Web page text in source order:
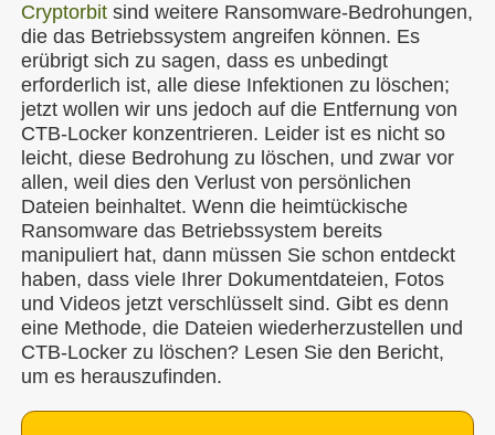
Cryptorbit sind weitere Ransomware-Bedrohungen,
die das Betriebssystem angreifen können. Es
erübrigt sich zu sagen, dass es unbedingt
erforderlich ist, alle diese Infektionen zu löschen;
jetzt wollen wir uns jedoch auf die Entfernung von
CTB-Locker konzentrieren. Leider ist es nicht so
leicht, diese Bedrohung zu löschen, und zwar vor
allen, weil dies den Verlust von persönlichen
Dateien beinhaltet. Wenn die heimtückische
Ransomware das Betriebssystem bereits
manipuliert hat, dann müssen Sie schon entdeckt
haben, dass viele Ihrer Dokumentdateien, Fotos
und Videos jetzt verschlüsselt sind. Gibt es denn
eine Methode, die Dateien wiederherzustellen und
CTB-Locker zu löschen? Lesen Sie den Bericht,
um es herauszufinden.